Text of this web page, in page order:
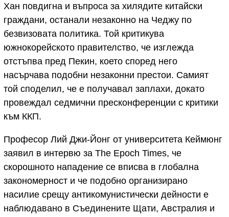
Хан повдигна и въпроса за хилядите китайски
граждани, останали незаконно на Чеджу по
безвизовата политика. Той критикува
южнокорейското правителство, че изглежда
отстъпва пред Пекин, което според него
насърчава подобни незаконни престои. Самият
той споделил, че е получавал заплахи, докато
провеждал седмични пресконференции с критики
към ККП.
Професор Лий Джи-Йонг от университета Кеймюнг
заявил в интервю за The Epoch Times, че
скорошното нападение се вписва в глобална
закономерност и че подобно организирано
насилие срещу антикомунистически дейности е
наблюдавано в Съединените Щати, Австралия и